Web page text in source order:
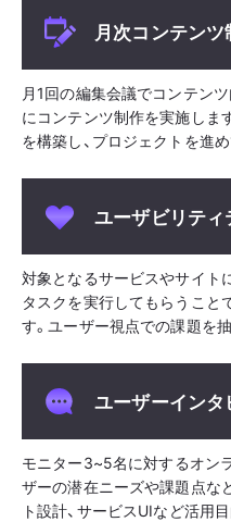
月次コンテン
月1回の編集会議でコンテン
にコンテンツ制作を実施しま
を構築し、プロジェクトを進め
ユーザビリティ
対象となるサービスやサイト
タスクを実行してもらうこと
す。ユーザー視点での課題を
ユーザーインタ
モニター3~5名に対するオン
ザーの潜在ニーズや課題点な
ト設計、サービスUIなど活用